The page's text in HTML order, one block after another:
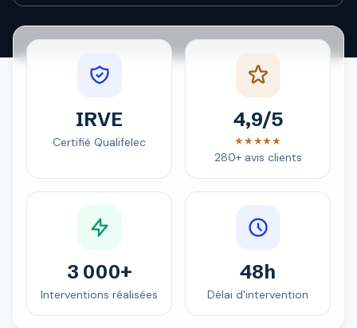
IRVE
Certifié Qualifelec
4,9/5
★★★★★
280+ avis clients
3 000+
Interventions réalisées
48h
Délai d'intervention